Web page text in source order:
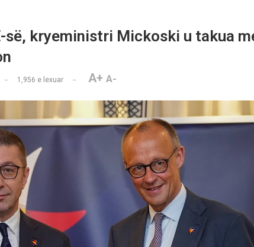
së, kryeministri Mickoski u takua
1,956 e lexuar A+ A-